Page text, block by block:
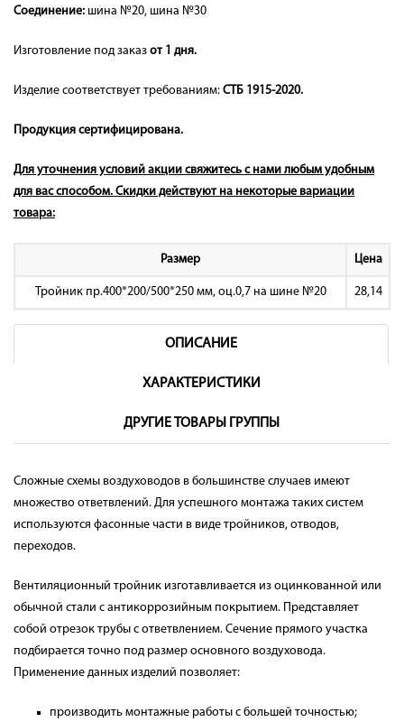
Соединение: шина №20, шина №30
Изготовление под заказ от 1 дня.
Изделие соответствует требованиям: СТБ 1915-2020.
Продукция сертифицирована.
Для уточнения условий акции свяжитесь с нами любым удобным
для вас способом. Скидки действуют на некоторые вариации
товара:
Размер Цена
Тройник пр.400*200/500*250 мм, оц.0,7 на шине №20 28,14
ОПИСАНИЕ
ХАРАКТЕРИСТИКИ
ДРУГИЕ ТОВАРЫ ГРУППЫ
Сложные схемы воздуховодов в большинстве случаев имеют
множество ответвлений. Для успешного монтажа таких систем
используются фасонные части в виде тройников, отводов,
переходов.
Вентиляционный тройник изготавливается из оцинкованной или
обычной стали с антикоррозийным покрытием. Представляет
собой отрезок трубы с ответвлением. Сечение прямого участка
подбирается точно под размер основного воздуховода.
Применение данных изделий позволяет:
производить монтажные работы с большей точностью;